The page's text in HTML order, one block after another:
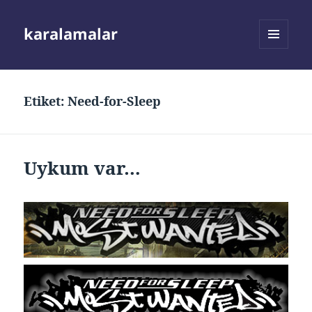
karalamalar
Etiket:Need-for-Sleep
Uykum var…